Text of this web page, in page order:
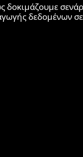
δοκιμάζουμε
δεδομένων σε